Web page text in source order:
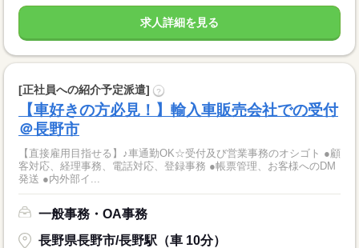
求人詳細を見る
[正社員への紹介予定派遣] ?
【車好きの方必見！】輸入車販売会社での受付
＠長野市
【直接雇用目指せる】♪車通勤OK☆受付及び営業事務のオシゴト ●顧
客対応、経理事務、電話対応、登録事務 ●帳票管理、お客様へのDM
発送 ●内外部イ...
一般事務・OA事務
長野県長野市/長野駅（車 10分）